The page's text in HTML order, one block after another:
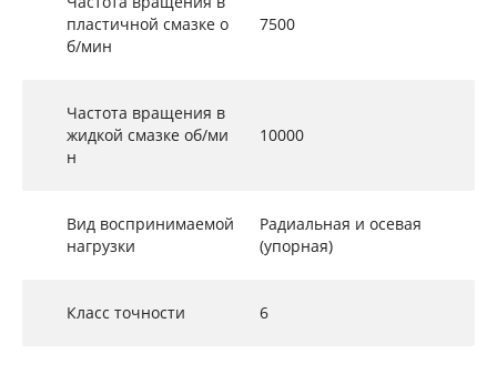
пластичной смазке о
б/мин
7500
Частота вращения в
жидкой смазке об/ми
н
10000
Вид воспринимаемой
нагрузки
Радиальная и осевая
(упорная)
Класс точности 6